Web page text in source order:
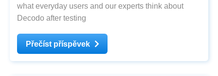
what everyday users and our experts think about
Decodo after testing
Přečíst příspěvek